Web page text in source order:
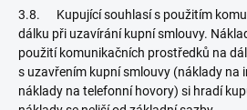
3.8. Kupující souhlasí s použitím
dálku při uzavírání kupní smlouvy.
použití komunikačních prostředků na
s uzavřením kupní smlouvy (náklady na
náklady na telefonní hovory) si hradí